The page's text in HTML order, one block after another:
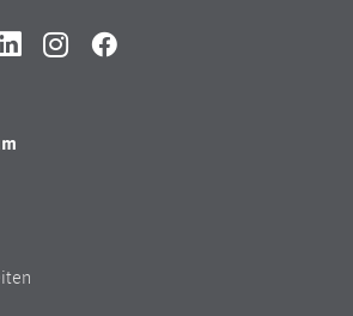
LinkedInInstagramFacebook